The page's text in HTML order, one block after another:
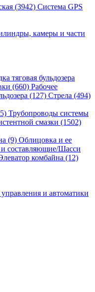
(3942) Система GPS
камеры и части
тяговая бульдозера
(660) Рабочее
(127) Стрела (494)
Трубопроводы системы
смазки (1502)
(9) Облицовка и ее
составляющие/Шасси
комбайна (12)
и автоматики